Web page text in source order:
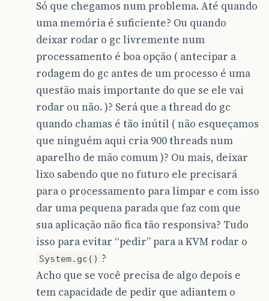
Só que chegamos num problema. Até quando
uma memória é suficiente? Ou quando
deixar rodar o gc livremente num
processamento é boa opção ( antecipar a
rodagem do gc antes de um processo é uma
questão mais importante do que se ele vai
rodar ou não. )? Será que a thread do gc
quando chamas é tão inútil ( não esqueçamos
que ninguém aqui cria 900 threads num
aparelho de mão comum )? Ou mais, deixar
lixo sabendo que no futuro ele precisará
para o processamento para limpar e com isso
dar uma pequena parada que faz com que
sua aplicação não fica tão responsiva? Tudo
isso para evitar “pedir” para a KVM rodar o
System.gc() ?
Acho que se você precisa de algo depois e
tem capacidade de pedir que adiantem o